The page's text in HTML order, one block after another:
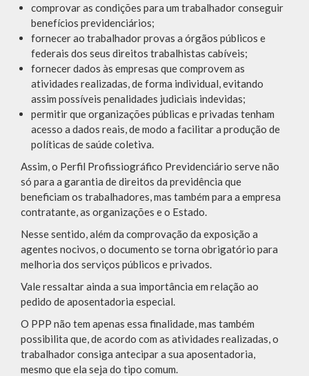
comprovar as condições para um trabalhador conseguir
benefícios previdenciários;
fornecer ao trabalhador provas a órgãos públicos e
federais dos seus direitos trabalhistas cabíveis;
fornecer dados às empresas que comprovem as
atividades realizadas, de forma individual, evitando
assim possíveis penalidades judiciais indevidas;
permitir que organizações públicas e privadas tenham
acesso a dados reais, de modo a facilitar a produção de
políticas de saúde coletiva.
Assim, o Perfil Profissiográfico Previdenciário serve não
só para a garantia de direitos da previdência que
beneficiam os trabalhadores, mas também para a empresa
contratante, as organizações e o Estado.
Nesse sentido, além da comprovação da exposição a
agentes nocivos, o documento se torna obrigatório para
melhoria dos serviços públicos e privados.
Vale ressaltar ainda a sua importância em relação ao
pedido de aposentadoria especial.
O PPP não tem apenas essa finalidade, mas também
possibilita que, de acordo com as atividades realizadas, o
trabalhador consiga antecipar a sua aposentadoria,
mesmo que ela seja do tipo comum.